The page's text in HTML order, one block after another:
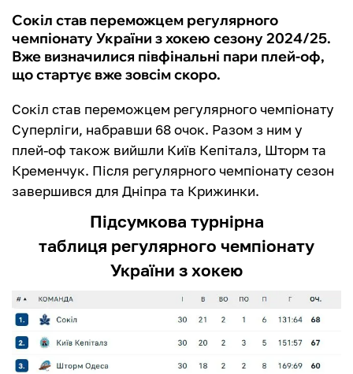
Сокіл став переможцем регулярного
чемпіонату України з хокею сезону 2024/25.
Вже визначилися півфінальні пари плей-оф,
що стартує вже зовсім скоро.
Сокіл став переможцем регулярного чемпіонату
Суперліги, набравши 68 очок. Разом з ним у
плей-оф також вийшли Київ Кепіталз, Шторм та
Кременчук. Після регулярного чемпіонату сезон
завершився для Дніпра та Крижинки.
Підсумкова турнірна
таблиця регулярного чемпіонату
України з хокею